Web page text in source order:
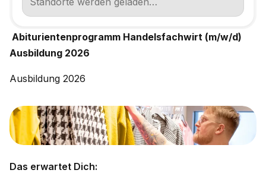
Abiturientenprogramm Handelsfachwirt (m/w/d)
Ausbildung 2026
Ausbildung 2026
Das erwartet Dich: